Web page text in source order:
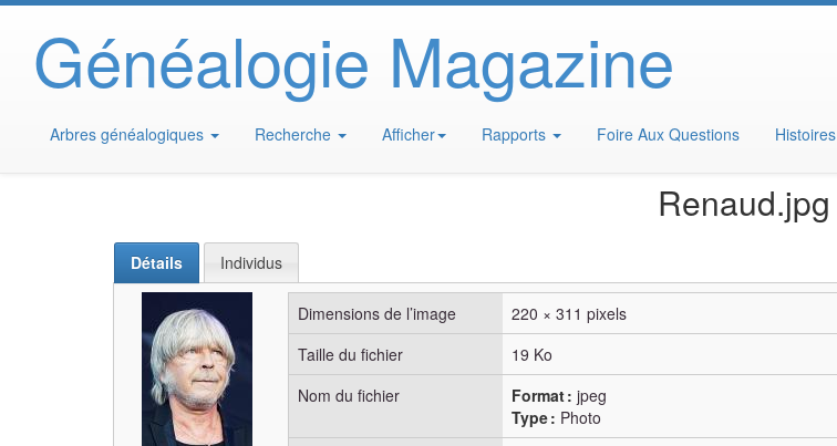
Généalogie Magazine
Arbres généalogiques Recherche Afficher Rapports Foire Aux Questions Histoires
Renaud.jpg
Détails Individus
Dimensions de l’image
220 × 311 pixels
Taille du fichier
19 Ko
Nom du fichier
Format : jpeg
Type : Photo